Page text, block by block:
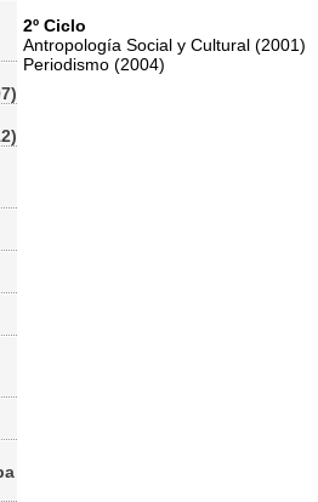
2º Ciclo
Antropología Social y Cultural (2001)
Periodismo (2004)